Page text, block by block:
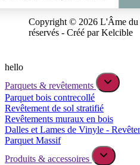
Copyright © 2026 L'Âme du
réservés - Créé par Kelcible
hello
Parquets & revêtements
Parquet bois contrecollé
Revêtement de sol stratifié
Revêtements muraux en bois
Dalles et Lames de Vinyle -
Parquet Massif
Produits & accessoires